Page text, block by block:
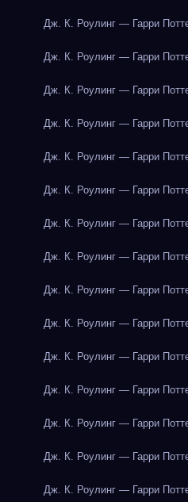
Дж. К. Роулинг — Гарри
Дж. К. Роулинг — Гарри
Дж. К. Роулинг — Гарри
Дж. К. Роулинг — Гарри
Дж. К. Роулинг — Гарри
Дж. К. Роулинг — Гарри
Дж. К. Роулинг — Гарри
Дж. К. Роулинг — Гарри
Дж. К. Роулинг — Гарри
Дж. К. Роулинг — Гарри
Дж. К. Роулинг — Гарри
Дж. К. Роулинг — Гарри
Дж. К. Роулинг — Гарри
Дж. К. Роулинг — Гарри
Дж. К. Роулинг — Гарри